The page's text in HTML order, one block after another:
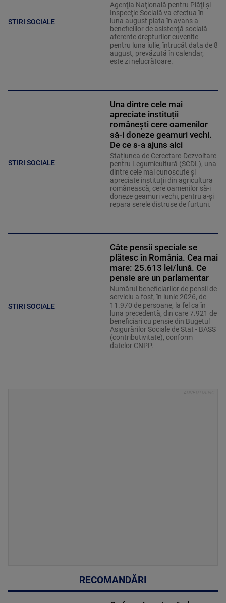
STIRI SOCIALE
Agenţia Naţională pentru Plăţi şi
Inspecţie Socială va efectua în
luna august plata în avans a
beneficiilor de asistenţă socială
aferente drepturilor cuvenite
pentru luna iulie, întrucât data de 8
august, prevăzută în calendar,
este zi nelucrătoare.
STIRI SOCIALE
Una dintre cele mai
apreciate instituții
românești cere oamenilor
să-i doneze geamuri vechi.
De ce s-a ajuns aici
Stațiunea de Cercetare-Dezvoltare
pentru Legumicultură (SCDL), una
dintre cele mai cunoscute și
apreciate instituții din agricultura
românească, cere oamenilor să-i
doneze geamuri vechi, pentru a-și
repara serele distruse de furtuni.
STIRI SOCIALE
Câte pensii speciale se
plătesc în România. Cea mai
mare: 25.613 lei/lună. Ce
pensie are un parlamentar
Numărul beneficiarilor de pensii de
serviciu a fost, în iunie 2026, de
11.970 de persoane, la fel ca în
luna precedentă, din care 7.921 de
beneficiari cu pensie din Bugetul
Asigurărilor Sociale de Stat - BASS
(contributivitate), conform
datelor CNPP.
RECOMANDĂRI